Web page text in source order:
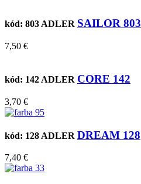
kód: 803 ADLER SAILOR 803
7,50 €
kód: 142 ADLER CORE 142
3,70 €
kód: 128 ADLER DREAM 128
7,40 €